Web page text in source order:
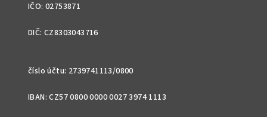
IČO: 02753871
DIČ: CZ8303043716
číslo účtu: 2739741113/0800
IBAN: CZ57 0800 0000 0027 3974 1113